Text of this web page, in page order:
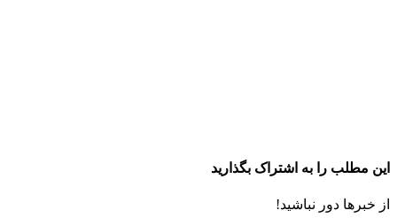
این مطلب را به اشتراک بگذارید
از خبرها دور نباشید!